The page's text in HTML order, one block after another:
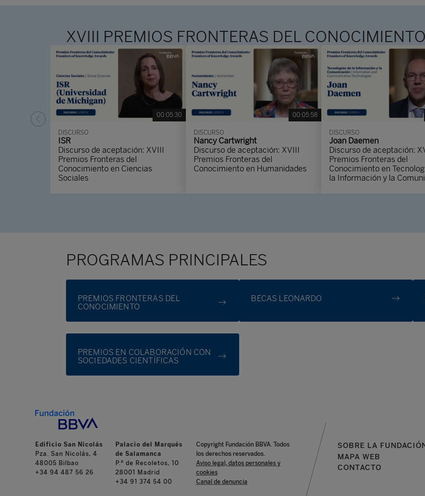
XVIII PREMIOS FRONTERAS DEL CONOCIMIENTO
00:05:30
DISCURSO
ISR
Discurso de aceptación: XVIII
Premios Fronteras del
Conocimiento en Ciencias
Sociales
00:05:58
DISCURSO
Nancy Cartwright
Discurso de aceptación: XVIII
Premios Fronteras del
Conocimiento en Humanidades
DISCURSO
Joan Daemen
Discurso de aceptación:
Premios Fronteras del
Conocimiento en
la Información y la
PROGRAMAS PRINCIPALES
PREMIOS FRONTERAS DEL
CONOCIMIENTO
BECAS LEONARDO
PREMIOS EN COLABORACIÓN CON
SOCIEDADES CIENTÍFICAS
Edificio San Nicolás
Pza. San Nicolás, 4
48005 Bilbao
+34 94 487 56 26
Palacio del Marqués
de Salamanca
P.º de Recoletos, 10
28001 Madrid
+34 91 374 54 00
Copyright Fundación BBVA. Todos
los derechos reservados.
Aviso legal, datos personales y
cookies
Canal de denuncia
SOBRE LA
MAPA WEB
CONTACTO